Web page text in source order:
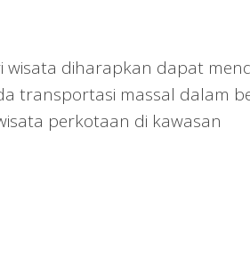
diharapkan dapat
transportasi massal dalam
perkotaan di kawasan